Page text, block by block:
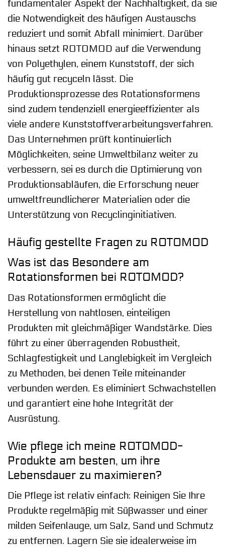
fundamentaler Aspekt der Nachhaltigkeit, da sie
die Notwendigkeit des häufigen Austauschs
reduziert und somit Abfall minimiert. Darüber
hinaus setzt ROTOMOD auf die Verwendung
von Polyethylen, einem Kunststoff, der sich
häufig gut recyceln lässt. Die
Produktionsprozesse des Rotationsformens
sind zudem tendenziell energieeffizienter als
viele andere Kunststoffverarbeitungsverfahren.
Das Unternehmen prüft kontinuierlich
Möglichkeiten, seine Umweltbilanz weiter zu
verbessern, sei es durch die Optimierung von
Produktionsabläufen, die Erforschung neuer
umweltfreundlicherer Materialien oder die
Unterstützung von Recyclinginitiativen.
Häufig gestellte Fragen zu ROTOMOD
Was ist das Besondere am
Rotationsformen bei ROTOMOD?
Das Rotationsformen ermöglicht die
Herstellung von nahtlosen, einteiligen
Produkten mit gleichmäßiger Wandstärke. Dies
führt zu einer überragenden Robustheit,
Schlagfestigkeit und Langlebigkeit im Vergleich
zu Methoden, bei denen Teile miteinander
verbunden werden. Es eliminiert Schwachstellen
und garantiert eine hohe Integrität der
Ausrüstung.
Wie pflege ich meine ROTOMOD-
Produkte am besten, um ihre
Lebensdauer zu maximieren?
Die Pflege ist relativ einfach: Reinigen Sie Ihre
Produkte regelmäßig mit Süßwasser und einer
milden Seifenlauge, um Salz, Sand und Schmutz
zu entfernen. Lagern Sie sie idealerweise im